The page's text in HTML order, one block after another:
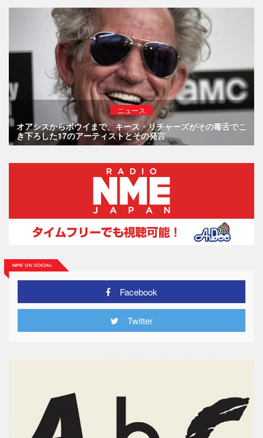
ニュース
オアシスからボウイまで、キース・リチャーズがその毒舌でこ
き下ろした17のアーティストとその発言
Facebook
Twitter